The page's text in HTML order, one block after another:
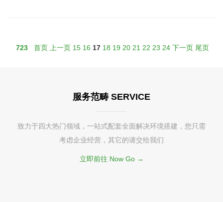
723 首页 上一页 15 16 17 18 19 20 21 22 23 24 下一页 尾页
服务范畴 SERVICE
致力于四大热门领域，一站式配套全面解决环境搭建，您只需
考虑企业经营，其它的请交给我们
立即前往 Now Go →